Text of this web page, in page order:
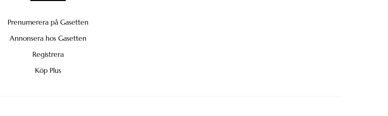
Prenumerera på Gasetten
Annonsera hos Gasetten
Registrera
Köp Plus